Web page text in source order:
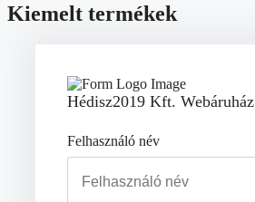
Kiemelt termékek
Hédisz2019 Kft. Webáruház
Felhasználó név